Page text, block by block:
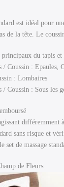
est idéal pour
de la tête. Le
du tapis et
/ Coussin : Epaules,
: Lombaires
/ Coussin : Sous les
différemment
sans risque et
set de massage
de Fleurs